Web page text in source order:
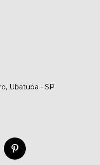
Ubatuba - SP